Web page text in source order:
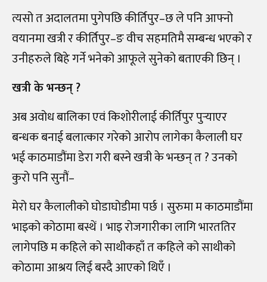
त्यसो त अदालतमा पुगेपछि कीर्तिपुर–छ ले पनि आफ्नो
वयानमा खत्री र कीर्तिपुर–ङ वीच सहमतिमै सम्बन्ध भएको र
उनीहरुले बिहे गर्ने भनेको आफूले सुनेको बताएकी छिन् ।
खत्री के भन्छन् ?
अब अवोध बालिका एवं किशोरीलाई कीर्तिपुर पुर्‍याएर
बन्धक बनाई बलात्कार गरेको आरोप लागेका कैलाली घर
भई काठमाडौंमा डेरा गरी बस्ने खत्री के भन्छन् त ? उनको
कुरो पनि सुनौं–
मेरो घर कैलालीको घोडाघोडीमा पर्छ । सुरुमा म काठमाडौंमा
भाइको कोठामा बस्थें । भाइ रोजगारीका लागि भारततिर
लागेपछि म कहिले को साथीकहाँ त कहिले को साथीको
कोठामा आश्रय लिई बस्दै आएको थिएँ ।